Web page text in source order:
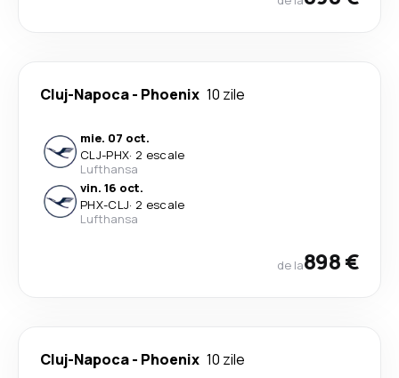
Cluj-Napoca- Phoenix 10 zile
mie. 07 oct.
CLJ-PHX· 2 escale
Lufthansa
vin. 16 oct.
PHX-CLJ· 2 escale
Lufthansa
de la898 €
Cluj-Napoca- Phoenix 10 zile